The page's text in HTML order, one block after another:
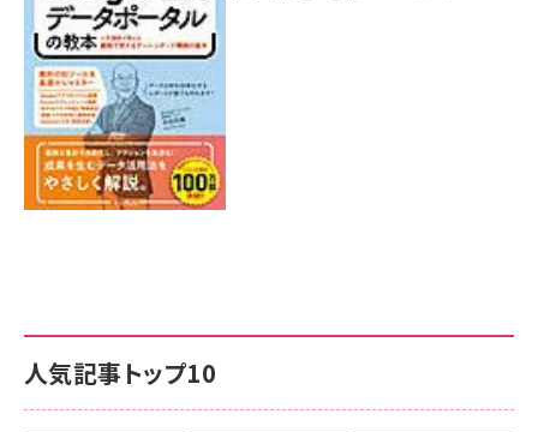
人気記事トップ10
7月31日 10:00